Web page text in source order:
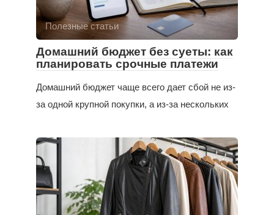
Полезные статьи
Домашний бюджет без суеты: как
планировать срочные платежи
Домашний бюджет чаще всего дает сбой не из-
за одной крупной покупки, а из-за нескольких